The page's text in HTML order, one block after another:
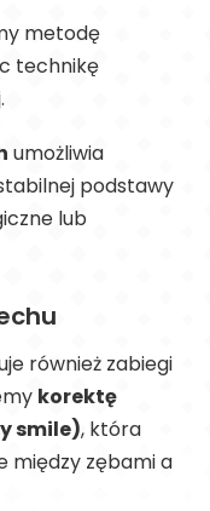
metodę
technikę
umożliwia
podstawy
lub
również zabiegi
korektę
smile), która
między zębami a